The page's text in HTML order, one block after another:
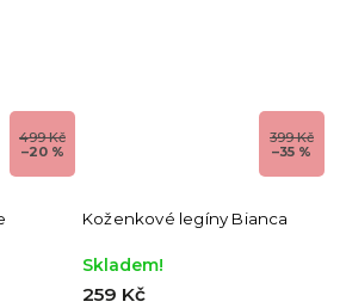
499 Kč
–20 %
399 Kč
–35 %
Koženkové legíny Bianca
Skladem!
259 Kč